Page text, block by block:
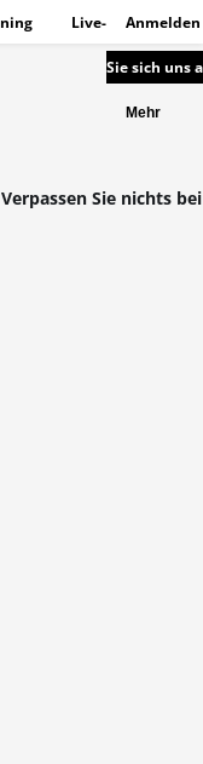
Live- Anmelden
Sie sich uns
Mehr
Verpassen Sie nichts